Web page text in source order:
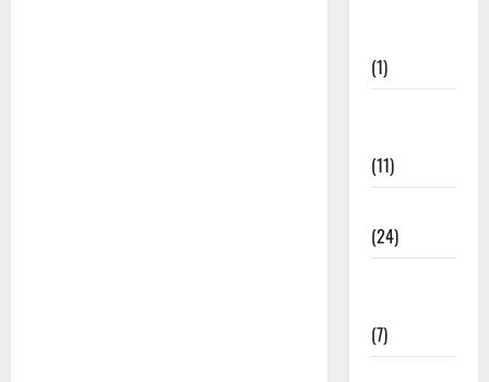
(1)
(11)
(24)
(7)